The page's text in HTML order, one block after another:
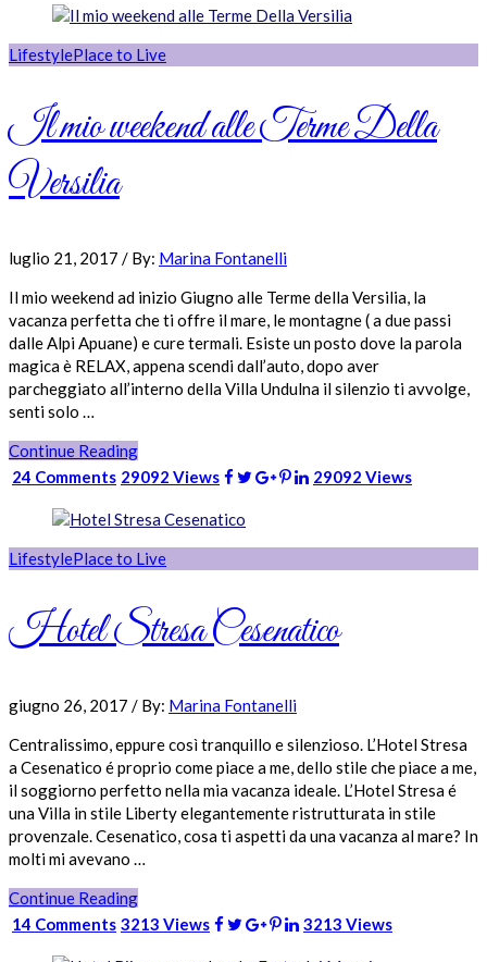
LifestylePlace to Live
Il mio weekend alle Terme Della
Versilia
luglio 21, 2017 / By: Marina Fontanelli
Il mio weekend ad inizio Giugno alle Terme della Versilia, la
vacanza perfetta che ti offre il mare, le montagne ( a due passi
dalle Alpi Apuane) e cure termali. Esiste un posto dove la parola
magica è RELAX, appena scendi dall’auto, dopo aver
parcheggiato all’interno della Villa Undulna il silenzio ti avvolge,
senti solo …
Continue Reading
24 Comments 29092 Views 29092 Views
LifestylePlace to Live
Hotel Stresa Cesenatico
giugno 26, 2017 / By: Marina Fontanelli
Centralissimo, eppure così tranquillo e silenzioso. L’Hotel Stresa
a Cesenatico é proprio come piace a me, dello stile che piace a me,
il soggiorno perfetto nella mia vacanza ideale. L’Hotel Stresa é
una Villa in stile Liberty elegantemente ristrutturata in stile
provenzale. Cesenatico, cosa ti aspetti da una vacanza al mare? In
molti mi avevano …
Continue Reading
14 Comments 3213 Views 3213 Views